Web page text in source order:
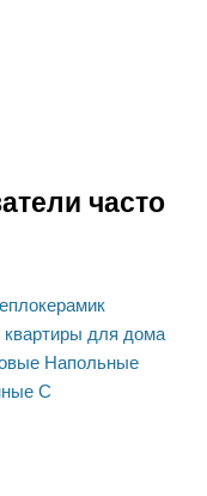
часто
квартиры для дома
Напольные
С